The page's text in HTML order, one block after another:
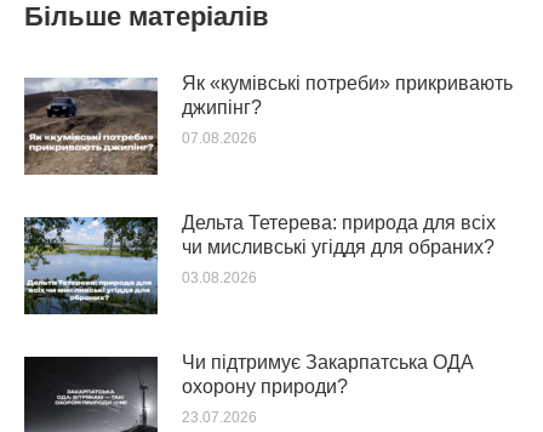
Більше матеріалів
Як «кумівські потреби» прикривають
джипінг?
07.08.2026
Дельта Тетерева: природа для всіх
чи мисливські угіддя для обраних?
03.08.2026
Чи підтримує Закарпатська ОДА
охорону природи?
23.07.2026